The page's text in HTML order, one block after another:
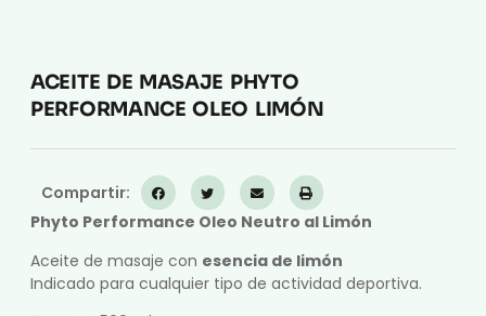
ACEITE DE MASAJE PHYTO
PERFORMANCE OLEO LIMÓN
Compartir:
Phyto Performance Oleo Neutro al Limón
Aceite de masaje con esencia de limón
Indicado para cualquier tipo de actividad deportiva.